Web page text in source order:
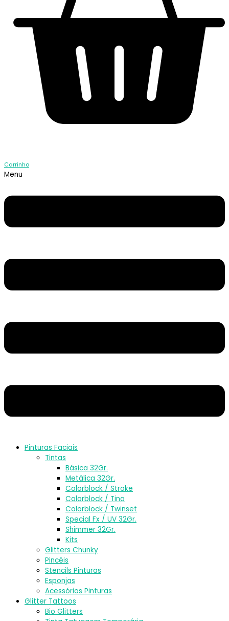
Carrinho
Menu
Pinturas Faciais
Tintas
Básica 32Gr.
Metálica 32Gr.
Colorblock / Stroke
Colorblock / Tina
Colorblock / Twinset
Special Fx / UV 32Gr.
Shimmer 32Gr.
Kits
Glitters Chunky
Pincéis
Stencils Pinturas
Esponjas
Acessórios Pinturas
Glitter Tattoos
Bio Glitters